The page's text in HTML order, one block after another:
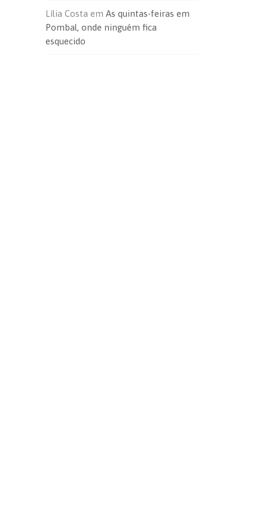
Lília Costa em As quintas-feiras em
Pombal, onde ninguém fica
esquecido